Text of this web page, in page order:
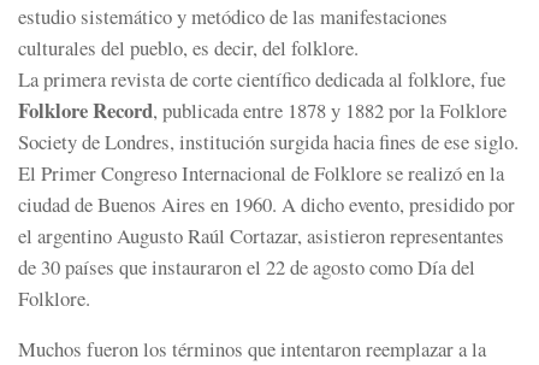
estudio sistemático y metódico de las manifestaciones
culturales del pueblo, es decir, del folklore.
La primera revista de corte científico dedicada al folklore, fue
Folklore Record, publicada entre 1878 y 1882 por la Folklore
Society de Londres, institución surgida hacia fines de ese siglo.
El Primer Congreso Internacional de Folklore se realizó en la
ciudad de Buenos Aires en 1960. A dicho evento, presidido por
el argentino Augusto Raúl Cortazar, asistieron representantes
de 30 países que instauraron el 22 de agosto como Día del
Folklore.
Muchos fueron los términos que intentaron reemplazar a la